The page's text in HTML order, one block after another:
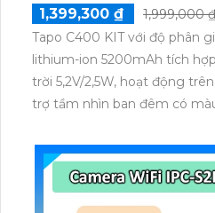
1,399,300 ₫
1,999,000 ₫
Tapo C400 KIT với độ phân
lithium-ion 5200mAh tích
trời 5,2V/2,5W, hoạt động
trợ tầm nhìn ban đêm có
dữ liệu qua thẻ microSD lên